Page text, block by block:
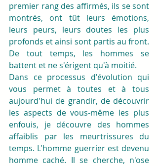
premier rang des affirmés, ils se sont
montrés, ont tût leurs émotions,
leurs peurs, leurs doutes les plus
profonds et ainsi sont partis au front.
De tout temps, les hommes se
battent et ne s'érigent qu'à moitié.
Dans ce processus d'évolution qui
vous permet à toutes et à tous
aujourd'hui de grandir, de découvrir
les aspects de vous-même les plus
enfouis, je découvre des hommes
affaiblis par les meurtrissures du
temps. L'homme guerrier est devenu
homme caché. Il se cherche, n'ose